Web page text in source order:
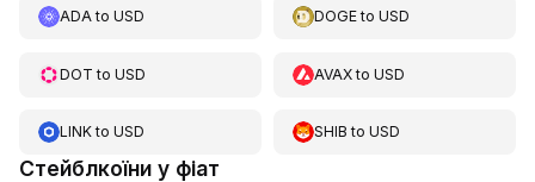
ADAto USD DOGEtoUSD
DOT to USD AVAXtoUSD
LINKto USD SHIB toUSD
Стейблкоїни у фіат